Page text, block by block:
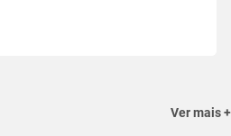
Ver mais +